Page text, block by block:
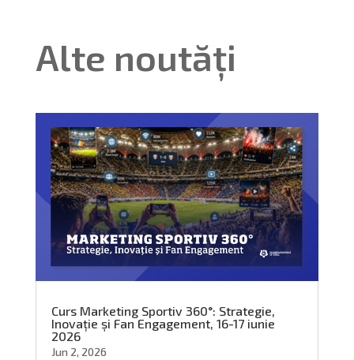
Alte noutăți
Curs Marketing Sportiv 360°: Strategie,
Inovație și Fan Engagement, 16-17 iunie
2026
Jun 2, 2026